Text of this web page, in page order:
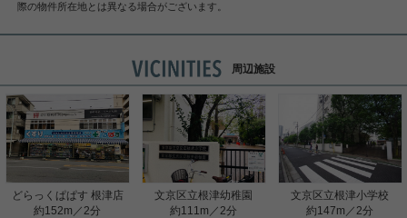
際の物件所在地とは異なる場合がございます。
周辺施設
どらっくぱぱす 根津店
約152m／2分
文京区立根津幼稚園
約111m／2分
文京区立根津小学校
約147m／2分